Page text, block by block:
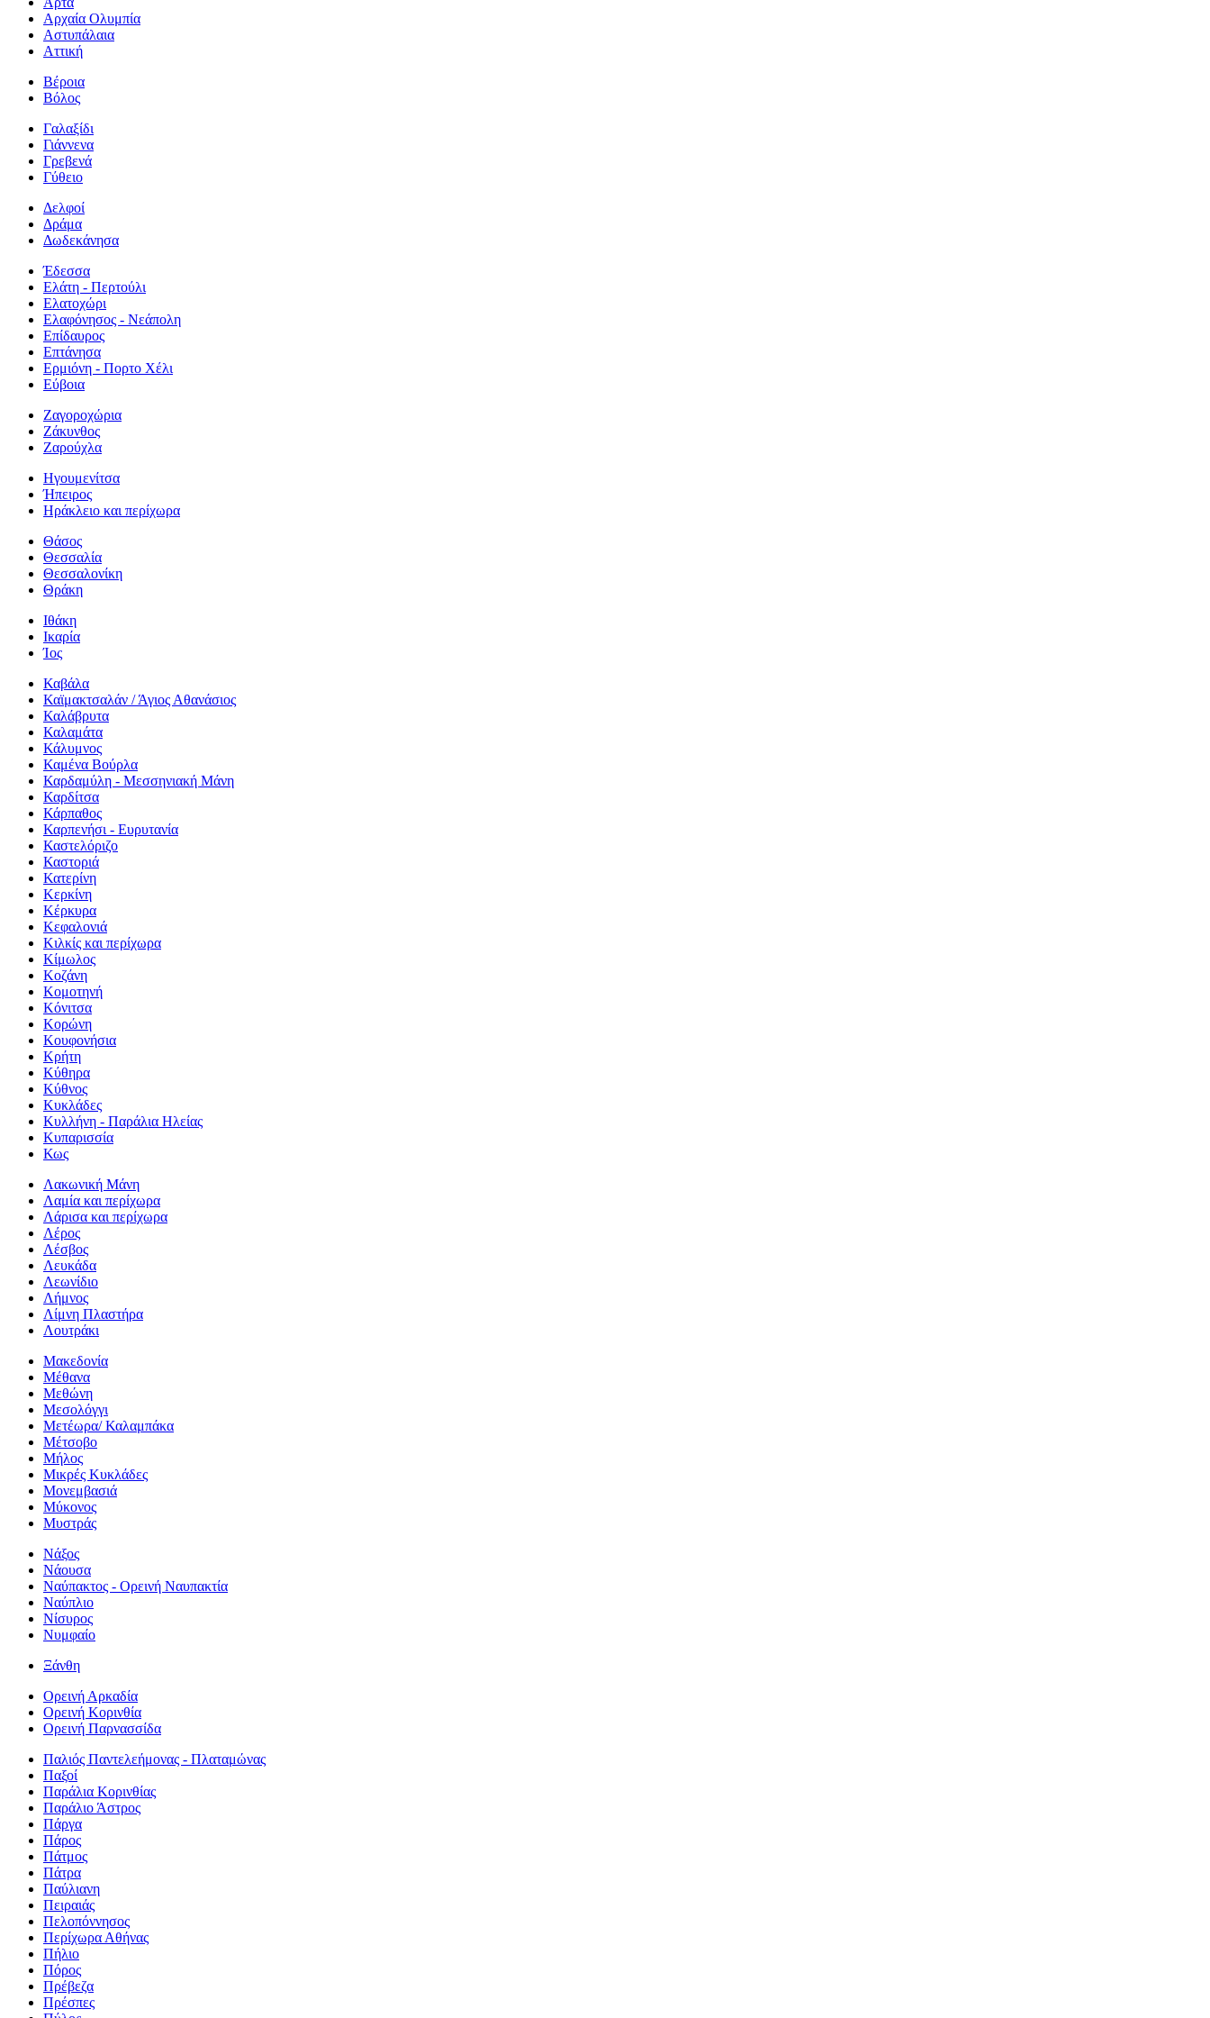
Αρχαία Ολυμπία
Αστυπάλαια
Αττική
Βέροια
Βόλος
Γαλαξίδι
Γιάννενα
Γρεβενά
Γύθειο
Δελφοί
Δράμα
Δωδεκάνησα
Έδεσσα
Ελάτη - Περτούλι
Ελατοχώρι
Ελαφόνησος - Νεάπολη
Επίδαυρος
Επτάνησα
Ερμιόνη - Πορτο Χέλι
Εύβοια
Ζαγοροχώρια
Ζάκυνθος
Ζαρούχλα
Ηγουμενίτσα
Ήπειρος
Ηράκλειο και περίχωρα
Θάσος
Θεσσαλία
Θεσσαλονίκη
Θράκη
Ιθάκη
Ικαρία
Ίος
Καβάλα
Καϊμακτσαλάν / Άγιος Αθανάσιος
Καλάβρυτα
Καλαμάτα
Κάλυμνος
Καμένα Βούρλα
Καρδαμύλη - Μεσσηνιακή Μάνη
Καρδίτσα
Κάρπαθος
Καρπενήσι - Ευρυτανία
Καστελόριζο
Καστοριά
Κατερίνη
Κερκίνη
Κέρκυρα
Κεφαλονιά
Κιλκίς και περίχωρα
Κίμωλος
Κοζάνη
Κομοτηνή
Κόνιτσα
Κορώνη
Κουφονήσια
Κρήτη
Κύθηρα
Κύθνος
Κυκλάδες
Κυλλήνη - Παράλια Ηλείας
Κυπαρισσία
Κως
Λακωνική Μάνη
Λαμία και περίχωρα
Λάρισα και περίχωρα
Λέρος
Λέσβος
Λευκάδα
Λεωνίδιο
Λήμνος
Λίμνη Πλαστήρα
Λουτράκι
Μακεδονία
Μέθανα
Μεθώνη
Μεσολόγγι
Μετέωρα/ Καλαμπάκα
Μέτσοβο
Μήλος
Μικρές Κυκλάδες
Μονεμβασιά
Μύκονος
Μυστράς
Νάξος
Νάουσα
Ναύπακτος - Ορεινή Ναυπακτία
Ναύπλιο
Νίσυρος
Νυμφαίο
Ξάνθη
Ορεινή Αρκαδία
Ορεινή Κορινθία
Ορεινή Παρνασσίδα
Παλιός Παντελεήμονας - Πλαταμώνας
Παξοί
Παράλια Κορινθίας
Παράλιο Άστρος
Πάργα
Πάρος
Πάτμος
Πάτρα
Παύλιανη
Πειραιάς
Πελοπόννησος
Περίχωρα Αθήνας
Πήλιο
Πόρος
Πρέβεζα
Πρέσπες